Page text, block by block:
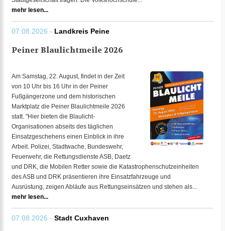
mehr lesen...
07.08.2026 - Landkreis Peine
Peiner Blaulichtmeile 2026
Am Samstag, 22. August, findet in der Zeit
von 10 Uhr bis 16 Uhr in der Peiner
Fußgängerzone und dem historischen
Marktplatz die Peiner Blaulichtmeile 2026
statt. "Hier bieten die Blaulicht-
Organisationen abseits des täglichen
Einsatzgeschehens einen Einblick in ihre
Arbeit. Polizei, Stadtwache, Bundeswehr,
Feuerwehr, die Rettungsdienste ASB, Daetz
und DRK, die Mobilen Retter sowie die Katastrophenschutzeinheiten
des ASB und DRK präsentieren ihre Einsatzfahrzeuge und
Ausrüstung, zeigen Abläufe aus Rettungseinsätzen und stehen als...
mehr lesen...
07.08.2026 - Stadt Cuxhaven